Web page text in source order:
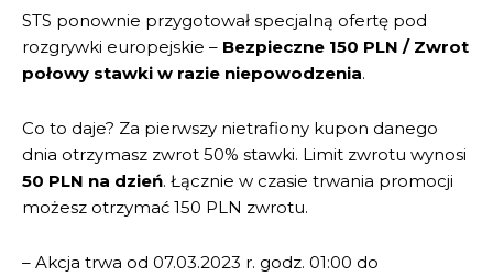
STS ponownie przygotował specjalną ofertę pod
rozgrywki europejskie – Bezpieczne 150 PLN / Zwrot
połowy stawki w razie niepowodzenia.
Co to daje? Za pierwszy nietrafiony kupon danego
dnia otrzymasz zwrot 50% stawki. Limit zwrotu wynosi
50 PLN na dzień. Łącznie w czasie trwania promocji
możesz otrzymać 150 PLN zwrotu.
– Akcja trwa od 07.03.2023 r. godz. 01:00 do